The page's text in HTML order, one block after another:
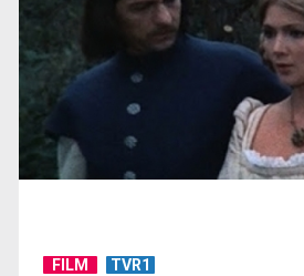
Castelele Albaniei, povești de piatră
FILM TVR1